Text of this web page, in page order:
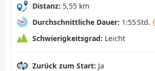
Distanz: 5,55 km
Durchschnittliche Dauer: 1:55 Std.
Schwierigkeitsgrad: Leicht
Zurück zum Start: Ja